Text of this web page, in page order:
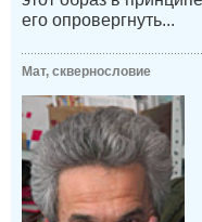
его опровергнуть...
Мат, сквернословие